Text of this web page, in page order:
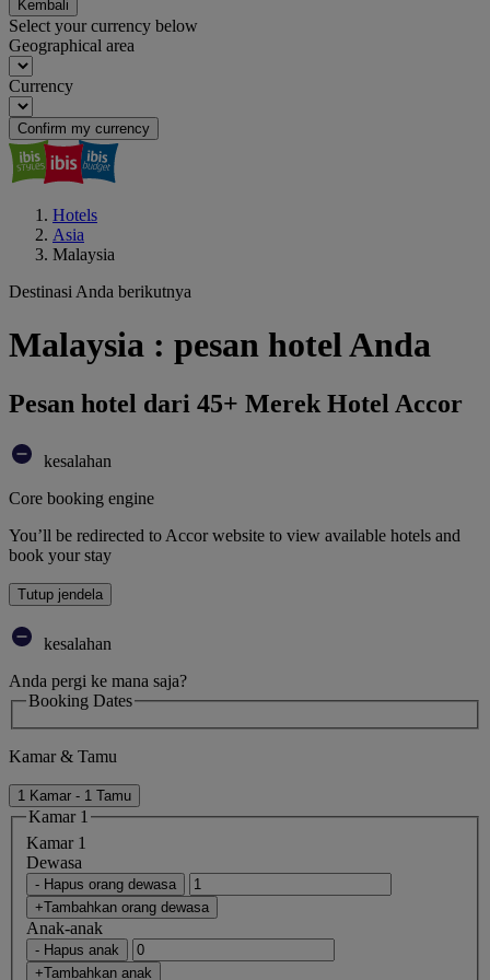
Kembali
Select your currency below
Geographical area
Currency
Confirm my currency
Hotels
Asia
Malaysia
Destinasi Anda berikutnya
Malaysia : pesan hotel Anda
Pesan hotel dari 45+ Merek Hotel Accor
kesalahan
Core booking engine
You’ll be redirected to Accor website to view available hotels and
book your stay
Tutup jendela
kesalahan
Anda pergi ke mana saja?
Booking Dates
Kamar & Tamu
1 Kamar - 1 Tamu
Kamar 1
Kamar 1
Dewasa
- Hapus orang dewasa
+Tambahkan orang dewasa
Anak-anak
- Hapus anak
+Tambahkan anak